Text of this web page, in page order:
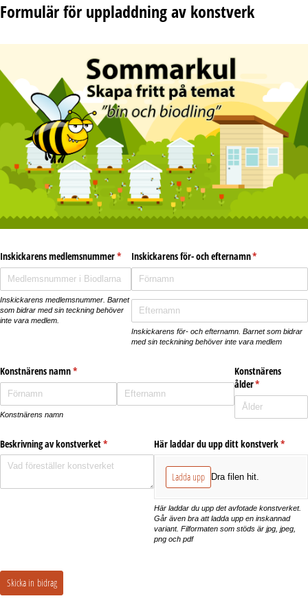
Formulär för uppladdning av konstverk
Inskickarens medlemsnummer*
(krävs)
Inskickarens medlemsnummer. Barnet
som bidrar med sin teckning behöver
inte vara medlem.
Inskickarens för- och efternamn*
(krävs)
Inskickarens för- och efternamn. Barnet som bidrar
med sin tecknining behöver inte vara medlem
Konstnärens namn*
(krävs)
Konstnärens namn
Konstnärens
ålder*
(krävs)
Beskrivning av konstverket*
(krävs) Här laddar du upp ditt konstverk*
(krävs)
Ladda upp Dra filen hit.
Här laddar du upp det avfotade konstverket.
Går även bra att ladda upp en inskannad
variant. Filformaten som stöds är jpg, jpeg,
png och pdf
Skicka in bidrag